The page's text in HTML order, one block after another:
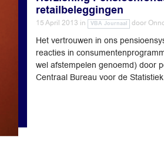
retailbeleggingen
15 April 2013 in VBA Journaal door
Het vertrouwen in ons
reacties in
wel afstempelen genoemd) door
Centraal Bureau voor de